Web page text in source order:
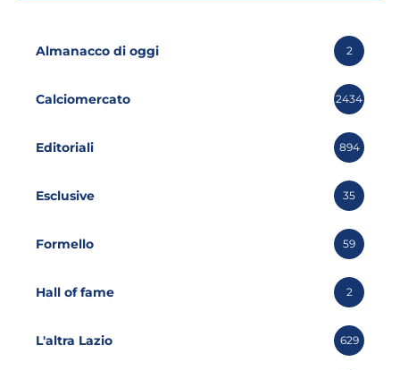
Almanacco di oggi 2
Calciomercato 2434
Editoriali 894
Esclusive 35
Formello 59
Hall of fame 2
L'altra Lazio 629